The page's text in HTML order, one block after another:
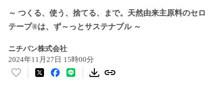
～ つくる、使う、捨てる、まで。天然由来主原料のセロ
テープ®は、ず～っとサステナブル ～
ニチバン株式会社
2024年11月27日 15時00分
い